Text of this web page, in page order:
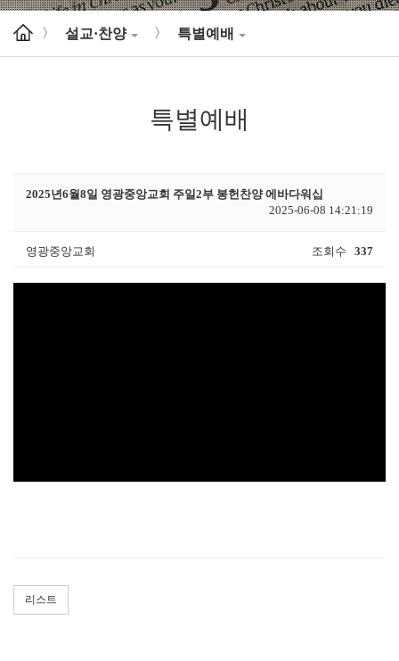
> 설교·찬양 > 특별예배
특별예배
2025년6월8일 영광중앙교회 주일2부 봉헌찬양 에바다워십
2025-06-08 14:21:19
영광중앙교회 조회수 337
리스트